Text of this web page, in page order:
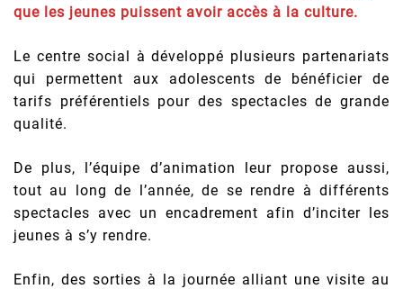
que les jeunes puissent avoir accès à la culture.
Le centre social à développé plusieurs partenariats
qui permettent aux adolescents de bénéficier de
tarifs préférentiels pour des spectacles de grande
qualité.
De plus, l’équipe d’animation leur propose aussi,
tout au long de l’année, de se rendre à différents
spectacles avec un encadrement afin d’inciter les
jeunes à s’y rendre.
Enfin, des sorties à la journée alliant une visite au